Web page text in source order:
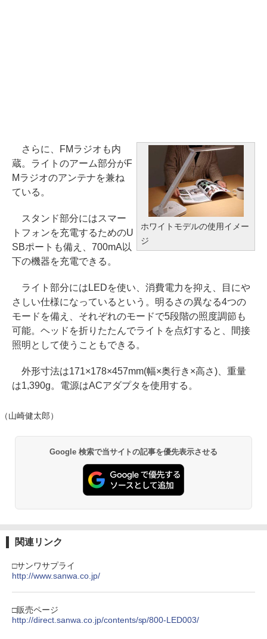
ホワイトモデルの使用イメー
ジ
さらに、FMラジオも内
蔵。ライトのアーム部分がF
Mラジオのアンテナを兼ね
ている。
スタンド部分にはスマー
トフォンを充電するためのU
SBポートも備え、700mA以
下の機器を充電できる。
ライト部分にはLEDを使い、消費電力を抑え、目にや
さしい仕様になっているという。明るさの異なる4つの
モードを備え、それぞれのモードで5段階の照度調節も
可能。ヘッドを折りたたんでライトを点灯すると、間接
照明として使うこともできる。
外形寸法は171×178×457mm(幅×奥行き×高さ)、重量
は1,390g。電源はACアダプタを使用する。
（山崎健太郎）
Google 検索で当サイトの記事を優先表示させる
関連リンク
□サンワサプライ
http://www.sanwa.co.jp/
□販売ページ
http://direct.sanwa.co.jp/contents/sp/800-LED003/